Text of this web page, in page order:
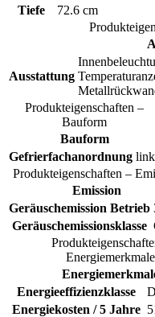
Tiefe
72.6 cm
Ausstattung
Produkteigenschaften –
Bauform
Bauform
Gefrierfachanordnung
Produkteigenschaften –
Emission
Geräuschemission Betrieb
Geräuschemissionsklasse
Energiemerkmale
Energieeffizienzklasse
D
Energiekosten / 5 Jahre